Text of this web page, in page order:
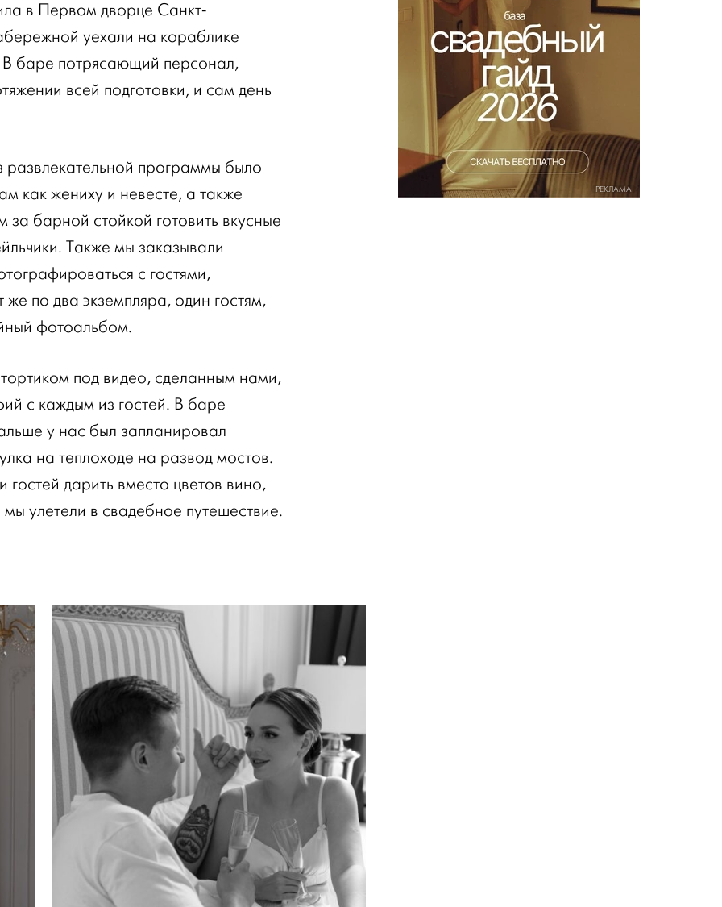
в Первом дворце Санкт-
уехали на кораблике
баре потрясающий персонал,
всей подготовки, и сам день
программы было
как жениху и невесте, а также
барной стойкой готовить вкусные
Также мы заказывали
с гостями,
же по два экземпляра, один гостям,
фотоальбом.
под видео, сделанным нами,
с каждым из гостей. В баре
у нас был запланировал
на теплоходе на развод мостов.
дарить вместо цветов вино,
улетели в свадебное путешествие.
РЕКЛАМА